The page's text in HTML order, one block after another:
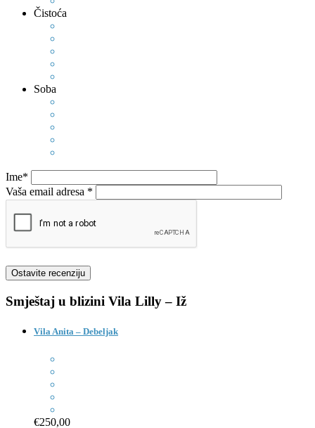
Čistoća
Soba
Ime*
Vaša email adresa *
Smještaj u blizini Vila Lilly – Iž
Vila Anita – Debeljak
€250,00